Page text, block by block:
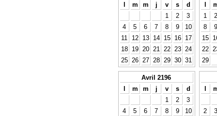
l
m m j v s
d
1
2
3
4
5 6 7 8 9
10
11
12 13 14 15 16
17
18
19 20 21 22 23
24
25
26 27 28 29 30 31
l
1
2
8
9
15
22
29
Avril 2196
l
m m j v s
d
1
2
3
4
5 6 7 8 9
10
l
2
3